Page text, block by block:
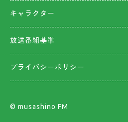
キャラクター
放送番組基準
プライバシーポリシー
©︎ musashino FM